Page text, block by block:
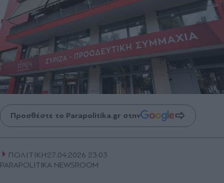
Προσθέστε το Parapolitika.gr στην
ΠΟΛΙΤΙΚΗ27.04.2026 23:03
PARAPOLITIKA NEWSROOM